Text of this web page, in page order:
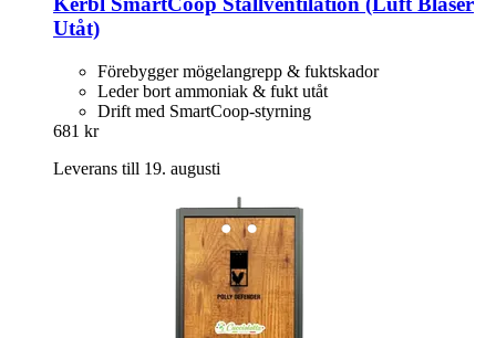
Utåt)
Förebygger mögelangrepp & fuktskador
Leder bort ammoniak & fukt utåt
Drift med SmartCoop-styrning
681 kr
Leverans till 19. augusti